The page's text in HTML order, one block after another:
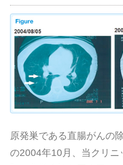
原発巣である直腸がんの
の2004年10月、当クリニ